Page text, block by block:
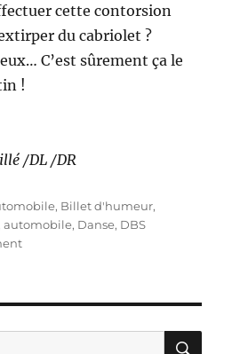
cette contorsion
du cabriolet ?
C’est sûrement ça le
!
/DL /DR
, Billet d'humeur,
,automobile, Danse, DBS
on
Martin